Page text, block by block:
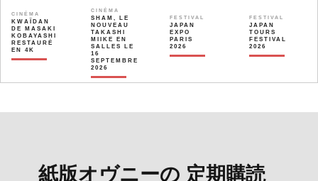
CINÉMA
KWAÏDAN
DE MASAKI
KOBAYASHI
RESTAURÉ
EN 4K
CINÉMA
SHAM, LE
NOUVEAU
TAKASHI
MIIKE EN
SALLES LE
16
SEPTEMBRE
2026
FESTIVAL
JAPAN
EXPO
PARIS
2026
FESTIVAL
JAPAN
TOURS
FESTIVAL
2026
紙版オヴニーの 定期購読